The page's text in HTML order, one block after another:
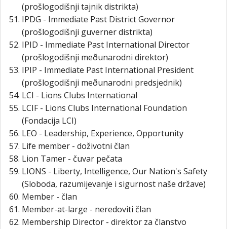
(prošlogodišnji tajnik distrikta)
IPDG - Immediate Past District Governor
(prošlogodišnji guverner distrikta)
IPID - Immediate Past International Director
(prošlogodišnji meðunarodni direktor)
IPIP - Immediate Past International President
(prošlogodišnji meðunarodni predsjednik)
LCI - Lions Clubs International
LCIF - Lions Clubs International Foundation
(Fondacija LCI)
LEO - Leadership, Experience, Opportunity
Life member - doživotni član
Lion Tamer - čuvar pečata
LIONS - Liberty, Intelligence, Our Nation's Safety
(Sloboda, razumijevanje i sigurnost naše države)
Member - član
Member-at-large - neredoviti član
Membership Director - direktor za članstvo